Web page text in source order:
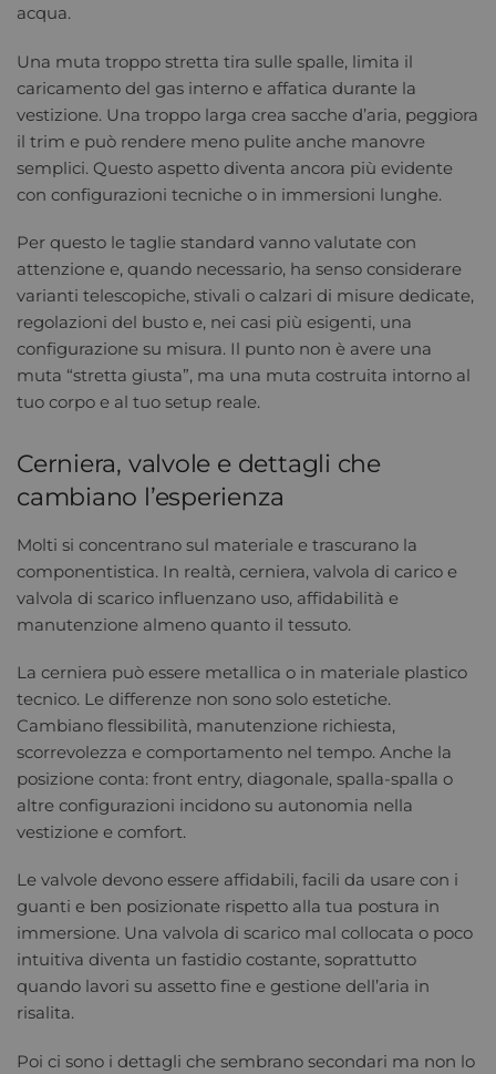
acqua.
Una muta troppo stretta tira sulle spalle, limita il
caricamento del gas interno e affatica durante la
vestizione. Una troppo larga crea sacche d’aria, peggiora
il trim e può rendere meno pulite anche manovre
semplici. Questo aspetto diventa ancora più evidente
con configurazioni tecniche o in immersioni lunghe.
Per questo le taglie standard vanno valutate con
attenzione e, quando necessario, ha senso considerare
varianti telescopiche, stivali o calzari di misure dedicate,
regolazioni del busto e, nei casi più esigenti, una
configurazione su misura. Il punto non è avere una
muta “stretta giusta”, ma una muta costruita intorno al
tuo corpo e al tuo setup reale.
Cerniera, valvole e dettagli che
cambiano l’esperienza
Molti si concentrano sul materiale e trascurano la
componentistica. In realtà, cerniera, valvola di carico e
valvola di scarico influenzano uso, affidabilità e
manutenzione almeno quanto il tessuto.
La cerniera può essere metallica o in materiale plastico
tecnico. Le differenze non sono solo estetiche.
Cambiano flessibilità, manutenzione richiesta,
scorrevolezza e comportamento nel tempo. Anche la
posizione conta: front entry, diagonale, spalla-spalla o
altre configurazioni incidono su autonomia nella
vestizione e comfort.
Le valvole devono essere affidabili, facili da usare con i
guanti e ben posizionate rispetto alla tua postura in
immersione. Una valvola di scarico mal collocata o poco
intuitiva diventa un fastidio costante, soprattutto
quando lavori su assetto fine e gestione dell’aria in
risalita.
Poi ci sono i dettagli che sembrano secondari ma non lo